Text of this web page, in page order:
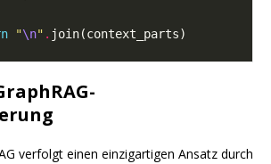
"\n" .
verfolgt einen einzigartigen Ansatz durch